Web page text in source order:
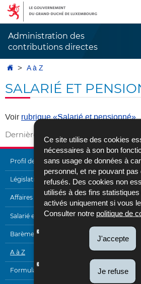
Ce site utilise des cookies
nécessaires à son bon
sans usage de données à
personnel, et ne pouvant pas
refusés. Des cookies non
utilisés à des fins
activés uniquement si vous
Consulter notre politique de
J'accepte
Je refuse
Aller
navigation
Aller
au
Administration des
contributions directes
AccueilA à Z
SALARIÉ ET
Voir rubrique «Salarié et pensionné»
Dernière mise à jour 31/01/2022
MENU
DE
NAVIGATION
Profil de l'Administration
Législation
Affaires internationales
Salarié et pensionné
Barèmes
A à Z
Formulaires